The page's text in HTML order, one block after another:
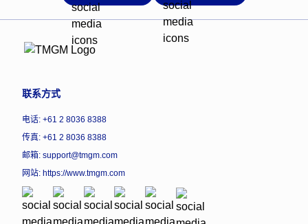
联系方式
电话: +61 2 8036 8388
传真: +61 2 8036 8388
邮箱: support@tmgm.com
网站: https://www.tmgm.com